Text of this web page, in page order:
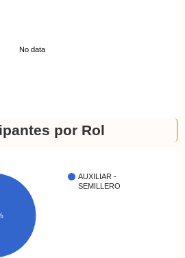
No data
por Rol
AUXILIAR -
SEMILLERO